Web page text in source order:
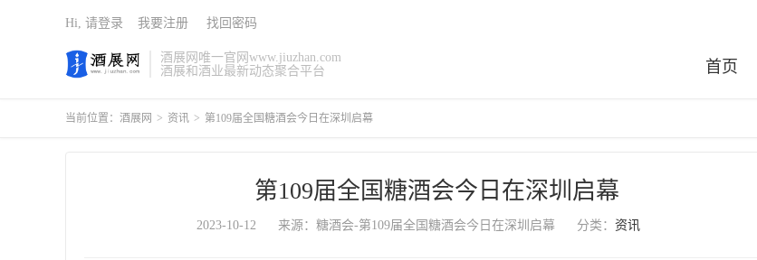
酒展网唯一官网www.jiuzhan.com
酒展和酒业最新动态聚合平台
首页
Hi, 请登录 我要注册 找回密码
当前位置： 酒展网 > 资讯 > 第109届全国糖酒会今日在深圳启幕
第109届全国糖酒会今日在深圳启幕
2023-10-12 来源：糖酒会-第109届全国糖酒会今日在深圳启幕 分类： 资讯